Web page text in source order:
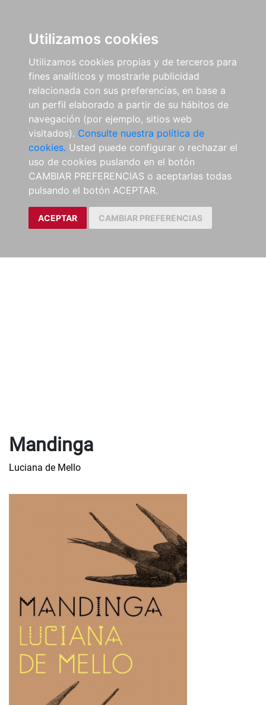
Utilizamos cookies
Utilizamos cookies propias y de terceros para
fines analíticos y mostrarle publicidad
relacionada con sus preferencias, en base a
un perfil elaborado a partir de su hábitos de
navegación (por ejemplo, sitios web
visitados). Consulte nuestra política de
cookies. Usted puede configurar o rechazar el
uso de cookies puslando en el botón
CAMBIAR PREFERENCIAS o aceptarlas todas
pulsando el botón ACEPTAR.
ACEPTAR CAMBIAR PREFERENCIAS
Mandinga
Luciana de Mello